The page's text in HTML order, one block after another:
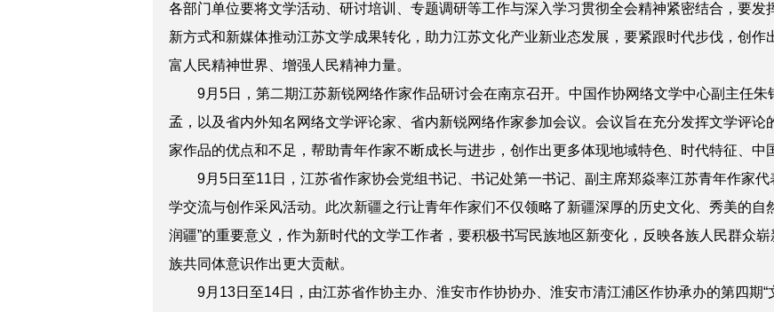
各部门单位要将文学活动、研讨培训、专题调研等工作与深入学习贯彻全会精神紧密结合，要发
新方式和新媒体推动江苏文学成果转化，助力江苏文化产业新业态发展，要紧跟时代步伐，创
富人民精神世界、增强人民精神力量。
9月5日，第二期江苏新锐网络作家作品研讨会在南京召开。中国作协网络文学中心副主任朱
孟，以及省内外知名网络文学评论家、省内新锐网络作家参加会议。会议旨在充分发挥文学评
家作品的优点和不足，帮助青年作家不断成长与进步，创作出更多体现地域特色、时代特征、中
9月5日至11日，江苏省作家协会党组书记、书记处第一书记、副主席郑焱率江苏青年作家代
学交流与创作采风活动。此次新疆之行让青年作家们不仅领略了新疆深厚的历史文化、秀美的自
润疆”的重要意义，作为新时代的文学工作者，要积极书写民族地区新变化，反映各族人民群众
族共同体意识作出更大贡献。
9月13日至14日，由江苏省作协主办、淮安市作协协办、淮安市清江浦区作协承办的第四期“